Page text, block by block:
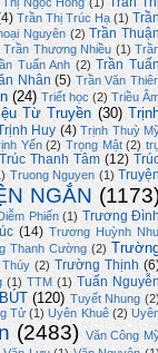
Ngọc Hồng (1)
Trần Thị Trúc Hạ (1)
Nguyên (2) Trần
Trần Thương Nhiều (1)
Tuấn Anh (2) Trần
Nhân (5) Trần Văn
(24) Triết học (2) Triều
Từ Truyền (30)
Huy (4) Trịnh Thuỳ
Yến (2) Trọng Mật (2)
Trúc Thanh Tâm (12)
Truong Nguyen (1)
NGẮN
Phiến (1) Trương
(14) Trương Huỳnh
Thanh Cường (2)
(2) Trường Thịnh
(1) TTM (1) Tuấn
(120) Tuyết Nhung
Tử (1) Uyên Khuê (2)
(2483) Văn Công